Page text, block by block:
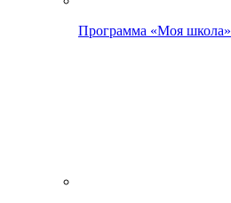
Программа «Моя школа»